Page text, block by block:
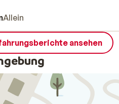
Allein
ansehen